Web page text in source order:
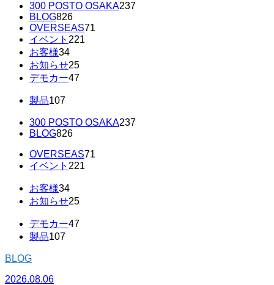
300 POSTO OSAKA237
BLOG826
OVERSEAS71
イベント 221
お客様34
お知らせ25
デモカー47
製品107
300 POSTO OSAKA237
BLOG826
OVERSEAS71
イベント 221
お客様34
お知らせ25
デモカー47
製品107
BLOG
2026.08.06